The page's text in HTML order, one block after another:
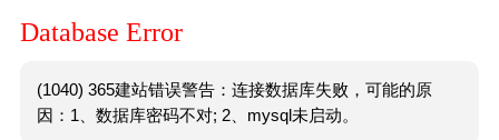
Database Error
(1040) 365建站错误警告：连接数据库失败，可能的原
因：1、数据库密码不对; 2、mysql未启动。